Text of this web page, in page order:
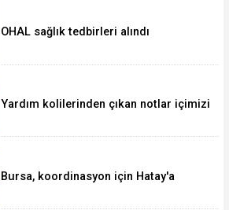
OHAL sağlık tedbirleri alındı
Yardım kolilerinden çıkan notlar içimizi
Bursa, koordinasyon için Hatay'a